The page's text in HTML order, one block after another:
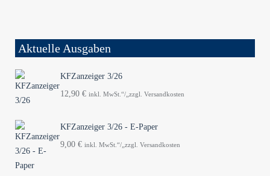
Aktuelle Ausgaben
KFZanzeiger 3/26
12,90 € inkl. MwSt.“/„zzgl. Versandkosten
KFZanzeiger 3/26 - E-Paper
9,00 € inkl. MwSt.“/„zzgl. Versandkosten